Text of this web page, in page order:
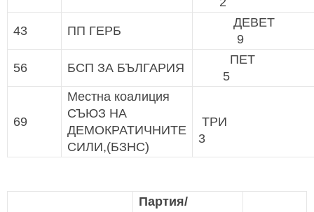
43 ПП ГЕРБ
9
56 БСП ЗА БЪЛГАРИЯ
5
69
Местна коалиция
СЪЮЗ НА
ДЕМОКРАТИЧНИТЕ
СИЛИ,(БЗНС)
3
Партия/